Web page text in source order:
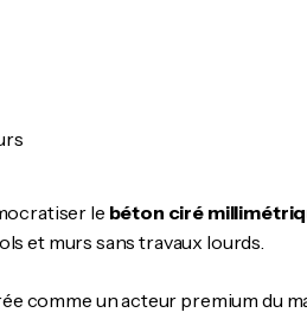
le béton ciré
et murs sans travaux lourds.
comme un acteur premium du